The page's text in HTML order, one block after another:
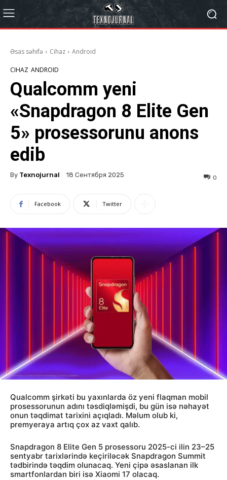
Əsas səhifə Cihaz Android
CIHAZ ANDROID
Qualcomm yeni
«Snapdragon 8 Elite Gen
5» prosessorunu anons
edib
By Texnojurnal 18 Сентября 2025 0
Facebook Twitter
Qualcomm şirkəti bu yaxınlarda öz yeni flaqman mobil
prosessorunun adını təsdiqləmişdi, bu gün isə nəhayət
onun təqdimat tarixini açıqladı. Məlum olub ki,
premyeraya artıq çox az vaxt qalıb.
Snapdragon 8 Elite Gen 5 prosessoru 2025-ci ilin 23–25
sentyabr tarixlərində keçiriləcək Snapdragon Summit
tədbirində təqdim olunacaq. Yeni çipə əsaslanan ilk
smartfonlardan biri isə Xiaomi 17 olacaq.